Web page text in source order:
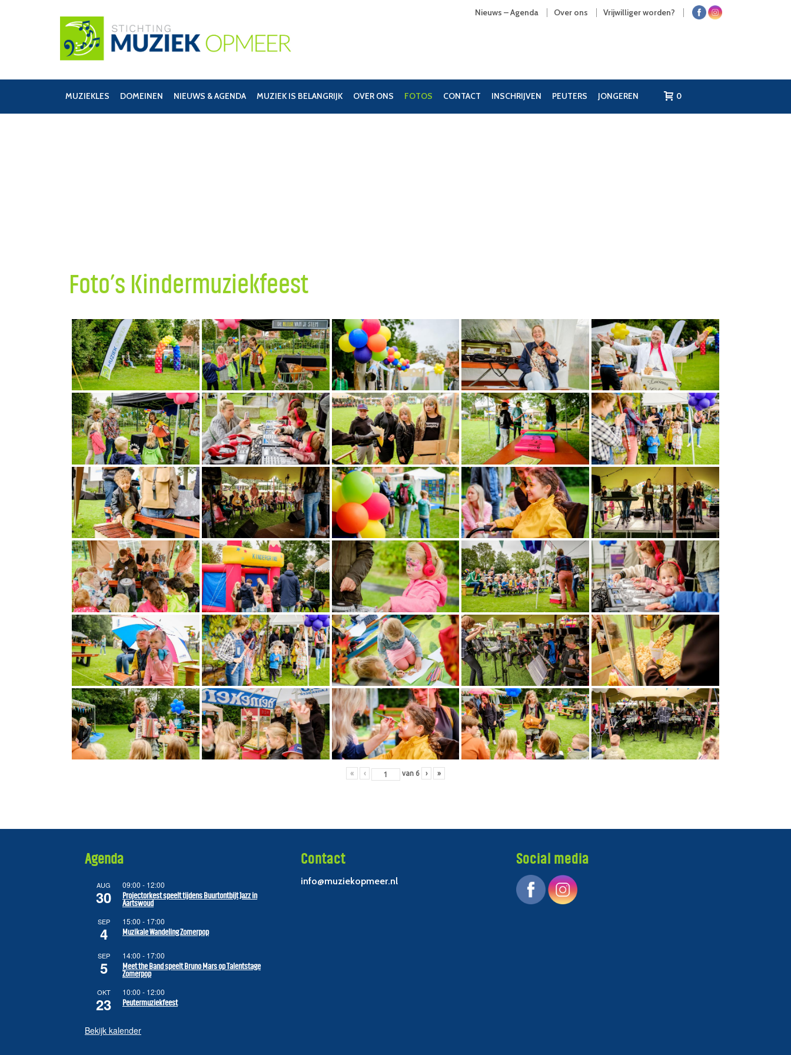
Nieuws – Agenda Over ons Vrijwilliger worden?
MUZIEKLES DOMEINEN NIEUWS & AGENDA MUZIEK IS BELANGRIJK OVER ONS FOTOS CONTACT INSCHRIJVEN PEUTERS JONGEREN 0
Foto’s Kindermuziekfeest
« ‹ van 6 › »
Agenda
AUG
30
09:00 - 12:00
Projectorkest speelt tijdens Buurtontbijt Jazz in
Aartswoud
SEP
4
15:00 - 17:00
Muzikale Wandeling Zomerpop
SEP
5
14:00 - 17:00
Meet the Band speelt Bruno Mars op Talentstage
Zomerpop
OKT
23
10:00 - 12:00
Peutermuziekfeest
Bekijk kalender
Contact
info@muziekopmeer.nl
Social media